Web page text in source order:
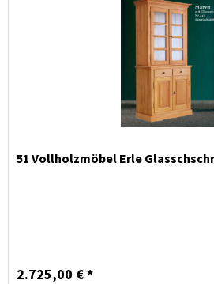
51 Vollholzmöbel Erle
2.725,00 € *